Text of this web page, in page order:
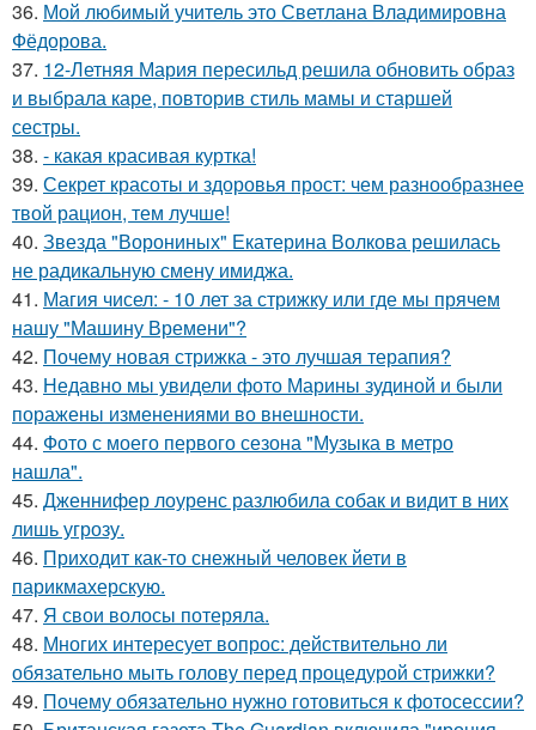
36. Мой любимый учитель это Светлана Владимировна
Фёдорова.
37. 12-Летняя Мария пересильд решила обновить образ
и выбрала каре, повторив стиль мамы и старшей
сестры.
38. - какая красивая куртка!
39. Секрет красоты и здоровья прост: чем разнообразнее
твой рацион, тем лучше!
40. Звезда "Ворониных" Екатерина Волкова решилась
не радикальную смену имиджа.
41. Магия чисел: - 10 лет за стрижку или где мы прячем
нашу "Машину Времени"?
42. Почему новая стрижка - это лучшая терапия?
43. Недавно мы увидели фото Марины зудиной и были
поражены изменениями во внешности.
44. Фото с моего первого сезона "Музыка в метро
нашла".
45. Дженнифер лоуренс разлюбила собак и видит в них
лишь угрозу.
46. Приходит как-то снежный человек йети в
парикмахерскую.
47. Я свои волосы потеряла.
48. Многих интересует вопрос: действительно ли
обязательно мыть голову перед процедурой стрижки?
49. Почему обязательно нужно готовиться к фотосессии?